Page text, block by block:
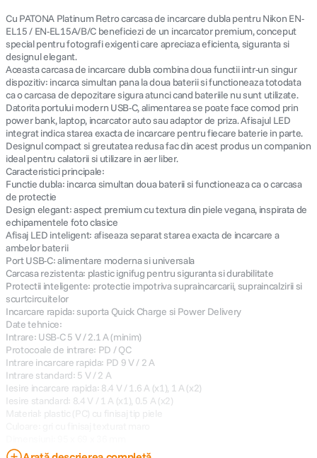
Cu PATONA Platinum Retro carcasa de incarcare dubla pentru Nikon EN-
EL15 / EN-EL15A/B/C beneficiezi de un incarcator premium, conceput
special pentru fotografi exigenti care apreciaza eficienta, siguranta si
designul elegant.
Aceasta carcasa de incarcare dubla combina doua functii intr-un singur
dispozitiv: incarca simultan pana la doua baterii si functioneaza totodata
ca o carcasa de depozitare sigura atunci cand bateriile nu sunt utilizate.
Datorita portului modern USB-C, alimentarea se poate face comod prin
power bank, laptop, incarcator auto sau adaptor de priza. Afisajul LED
integrat indica starea exacta de incarcare pentru fiecare baterie in parte.
Designul compact si greutatea redusa fac din acest produs un companion
ideal pentru calatorii si utilizare in aer liber.
Caracteristici principale:
Functie dubla: incarca simultan doua baterii si functioneaza ca o carcasa
de protectie
Design elegant: aspect premium cu textura din piele vegana, inspirata de
echipamentele foto clasice
Afisaj LED inteligent: afiseaza separat starea exacta de incarcare a
ambelor baterii
Port USB-C: alimentare moderna si universala
Carcasa rezistenta: plastic ignifug pentru siguranta si durabilitate
Protectii inteligente: protectie impotriva supraincarcarii, supraincalzirii si
scurtcircuitelor
Incarcare rapida: suporta Quick Charge si Power Delivery
Date tehnice:
Intrare: USB-C 5 V / 2.1 A (minim)
Protocoale de intrare: PD / QC
Intrare incarcare rapida: PD 9 V / 2 A
Intrare standard: 5 V / 2 A
Iesire incarcare rapida: 8.4 V / 1.6 A (x1), 1 A (x2)
Iesire standard: 8.4 V / 1 A (x1), 0.5 A (x2)
Material: plastic (PC) cu finisaj tip piele
Greutate: 100 g